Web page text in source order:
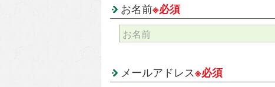
お名前※必須
メールアドレス※必須